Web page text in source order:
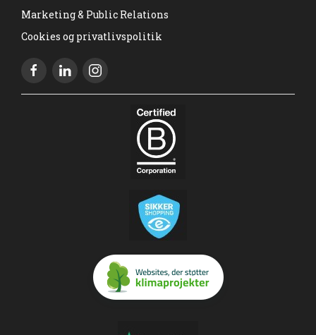
Marketing & Public Relations
Cookies og privatlivspolitik